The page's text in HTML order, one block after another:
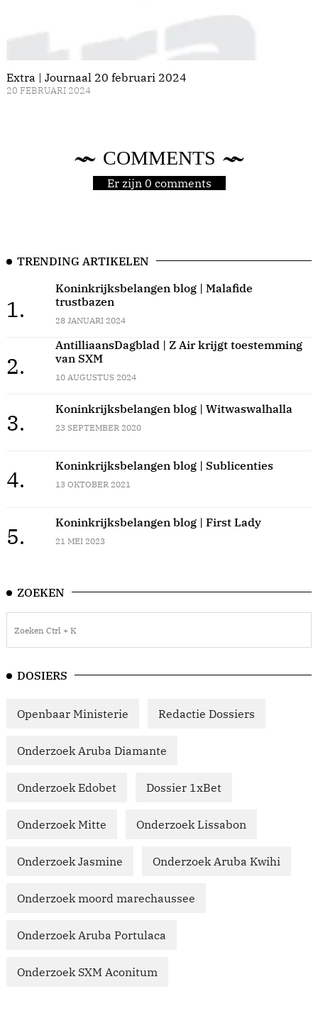
Extra | Journaal 20 februari 2024
20 FEBRUARI 2024
COMMENTS
Er zijn 0 comments
TRENDING ARTIKELEN
1.
Koninkrijksbelangen blog | Malafide
trustbazen
28 JANUARI 2024
2.
AntilliaansDagblad | Z Air krijgt toestemming
van SXM
10 AUGUSTUS 2024
3.
Koninkrijksbelangen blog | Witwaswalhalla
23 SEPTEMBER 2020
4.
Koninkrijksbelangen blog | Sublicenties
13 OKTOBER 2021
5.
Koninkrijksbelangen blog | First Lady
21 MEI 2023
ZOEKEN
DOSIERS
Openbaar Ministerie Redactie Dossiers
Onderzoek Aruba Diamante
Onderzoek Edobet Dossier 1xBet
Onderzoek Mitte Onderzoek Lissabon
Onderzoek Jasmine Onderzoek Aruba Kwihi
Onderzoek moord marechaussee
Onderzoek Aruba Portulaca
Onderzoek SXM Aconitum